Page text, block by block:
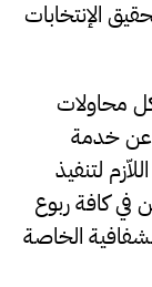
الإنتخابات
محاولات
عن خدمة
لتنفيذ
في كافة ربوع
الخاصة